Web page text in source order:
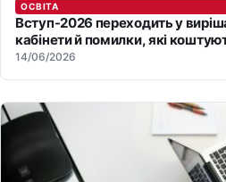
ОСВІТА
Вступ-2026 переходить у
кабінети й помилки, які
14/06/2026